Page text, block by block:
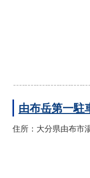
由布岳第一駐
住所：大分県由布市